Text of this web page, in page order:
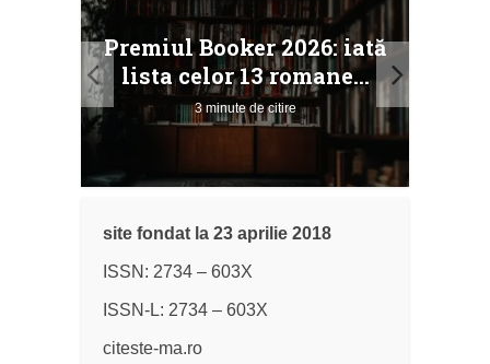
Premiul Booker 2026: iată
lista celor 13 romane...
3 minute de citire
site fondat la 23 aprilie 2018
ISSN: 2734 – 603X
ISSN-L: 2734 – 603X
citeste-ma.ro